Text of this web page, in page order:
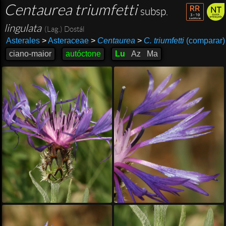
Centaurea triumfettisubsp.
lingulata (Lag.) Dostál
Asterales >Asteraceae > Centaurea > C. triumfetti(comparar)
ciano-maior
autóctone Lu Az Ma